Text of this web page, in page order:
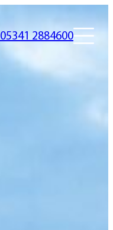
05341 2884600